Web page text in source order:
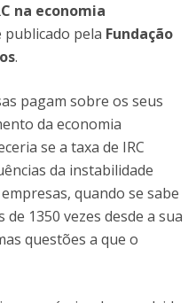
na economia
publicado pela Fundação
.
pagam sobre os seus
da economia
se a taxa de IRC
da instabilidade
quando se sabe
1350 vezes desde a sua
questões a que o